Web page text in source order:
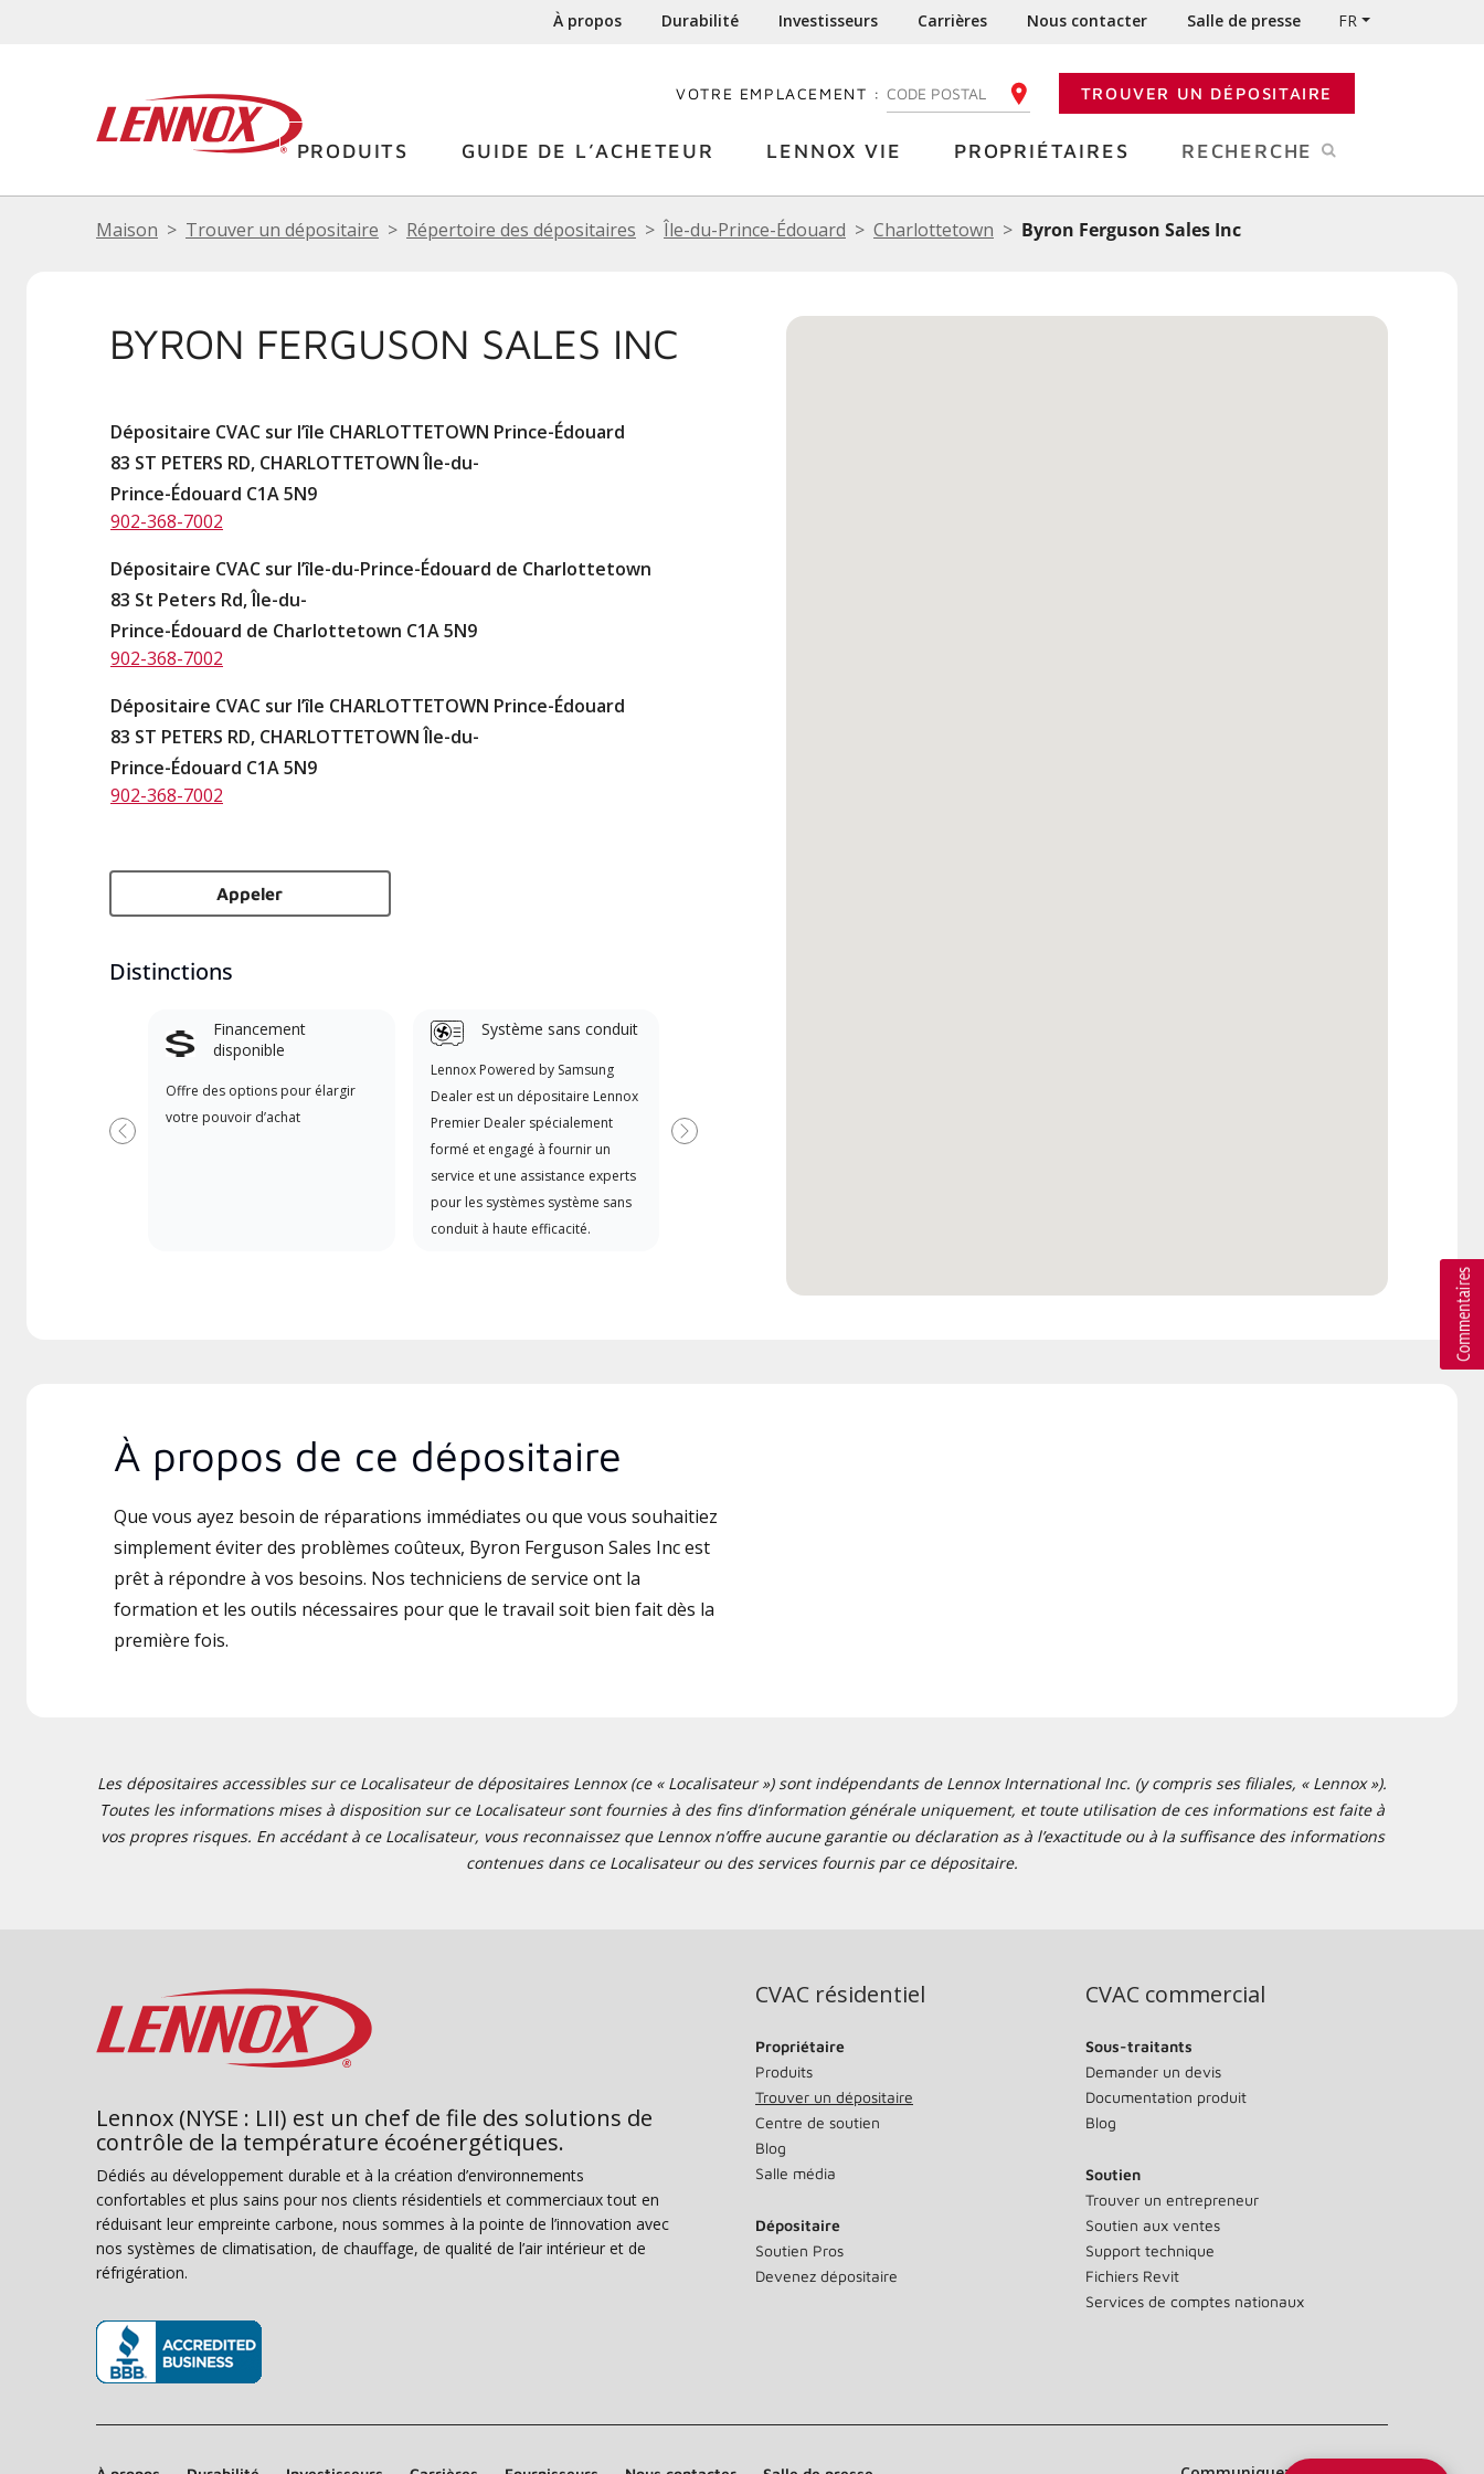
À propos Durabilité Investisseurs Carrières Nous contacter Salle de presse FR
VOTRE EMPLACEMENT : ENTREZ VOTRE CODE POSTALTROUVER UN DÉPOSITAIRE
PRODUITS GUIDE DE L’ACHETEUR LENNOX VIE PROPRIÉTAIRES RECHERCHE
Maison Trouver un dépositaire Répertoire des dépositaires Île-du-Prince-Édouard Charlottetown Byron Ferguson Sales Inc
BYRON FERGUSON SALES INC
Dépositaire CVAC sur l’île CHARLOTTETOWN Prince-Édouard
83 ST PETERS RD, CHARLOTTETOWN Île-du-
Prince-Édouard C1A 5N9
902-368-7002
Dépositaire CVAC sur l’île-du-Prince-Édouard de Charlottetown
83 St Peters Rd, Île-du-
Prince-Édouard de Charlottetown C1A 5N9
902-368-7002
Dépositaire CVAC sur l’île CHARLOTTETOWN Prince-Édouard
83 ST PETERS RD, CHARLOTTETOWN Île-du-
Prince-Édouard C1A 5N9
902-368-7002
Appeler
Distinctions
Financement
disponible
Offre des options pour élargir
votre pouvoir d’achat
Système sans conduit
Lennox Powered by Samsung
Dealer est un dépositaire Lennox
Premier Dealer spécialement
formé et engagé à fournir un
service et une assistance experts
pour les systèmes système sans
conduit à haute efficacité.
Précédent Suivant
À propos de ce dépositaire
Que vous ayez besoin de réparations immédiates ou que vous souhaitiez
simplement éviter des problèmes coûteux, Byron Ferguson Sales Inc est
prêt à répondre à vos besoins. Nos techniciens de service ont la
formation et les outils nécessaires pour que le travail soit bien fait dès la
première fois.
Les dépositaires accessibles sur ce Localisateur de dépositaires Lennox (ce « Localisateur ») sont indépendants de Lennox International Inc. (y compris ses filiales, « Lennox »).
Toutes les informations mises à disposition sur ce Localisateur sont fournies à des fins d’information générale uniquement, et toute utilisation de ces informations est faite à
vos propres risques. En accédant à ce Localisateur, vous reconnaissez que Lennox n’offre aucune garantie ou déclaration as à l’exactitude ou à la suffisance des informations
contenues dans ce Localisateur ou des services fournis par ce dépositaire.
Lennox (NYSE : LII) est un chef de file des solutions de
contrôle de la température écoénergétiques.
Dédiés au développement durable et à la création d’environnements
confortables et plus sains pour nos clients résidentiels et commerciaux tout en
réduisant leur empreinte carbone, nous sommes à la pointe de l’innovation avec
nos systèmes de climatisation, de chauffage, de qualité de l’air intérieur et de
réfrigération.
CVAC résidentiel
Propriétaire
Produits
Trouver un dépositaire
Centre de soutien
Blog
Salle média
Dépositaire
Soutien Pros
Devenez dépositaire
CVAC commercial
Sous-traitants
Demander un devis
Documentation produit
Blog
Soutien
Trouver un entrepreneur
Soutien aux ventes
Support technique
Fichiers Revit
Services de comptes nationaux